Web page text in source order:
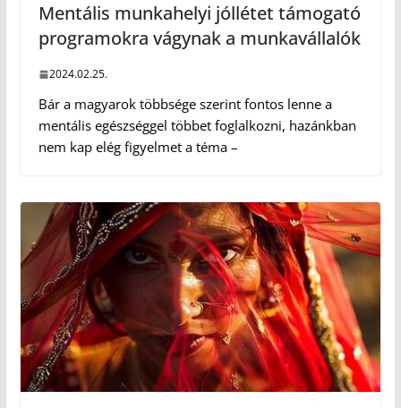
Mentális munkahelyi jóllétet támogató
programokra vágynak a munkavállalók
2024.02.25.
Bár a magyarok többsége szerint fontos lenne a
mentális egészséggel többet foglalkozni, hazánkban
nem kap elég figyelmet a téma –